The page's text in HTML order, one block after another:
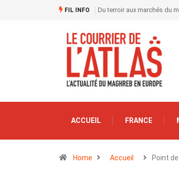
FIL INFO Du terroir aux marchés du
ACCUEIL FRANCE
Home Accueil Point de